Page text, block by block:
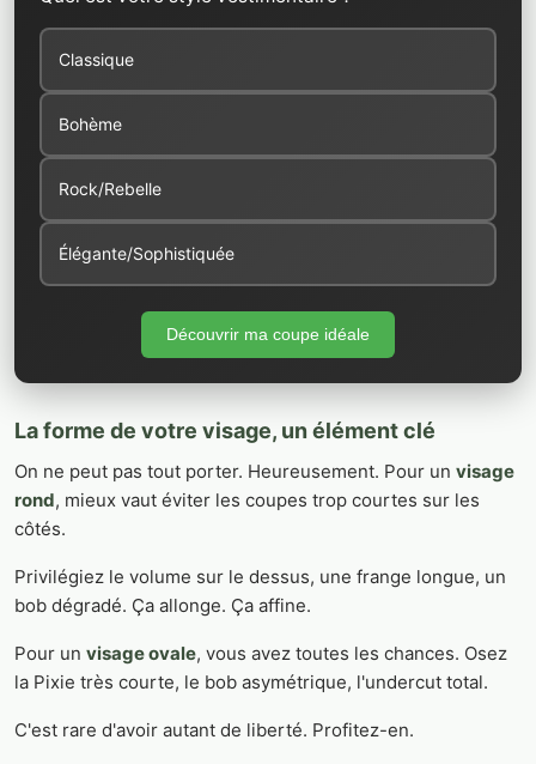
Classique
Bohème
Rock/Rebelle
Élégante/Sophistiquée
Découvrir ma coupe idéale
La forme de votre visage, un élément clé
On ne peut pas tout porter. Heureusement. Pour un visage
rond, mieux vaut éviter les coupes trop courtes sur les
côtés.
Privilégiez le volume sur le dessus, une frange longue, un
bob dégradé. Ça allonge. Ça affine.
Pour un visage ovale, vous avez toutes les chances. Osez
la Pixie très courte, le bob asymétrique, l'undercut total.
C'est rare d'avoir autant de liberté. Profitez-en.